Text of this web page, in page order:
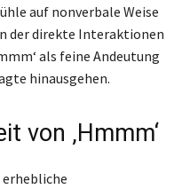
auf nonverbale Weise
der direkte Interaktionen
als feine Andeutung
hinausgehen.
von ‚Hmmm‘
erhebliche